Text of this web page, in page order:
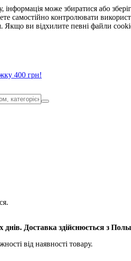
інформація може збиратися або
самостійно контролювати
Якщо ви відхилите певні файли
400 грн!
днів. Доставка здійснюється з
від наявності товару.